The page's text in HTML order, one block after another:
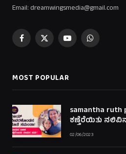
Email: dreamwingsmedia@gmail.com
Facebook
X
YouTubeWhatsApp
MOST POPULAR
samantha
ಕಣ್ತೆರೆಯಿತು
02/06/2023